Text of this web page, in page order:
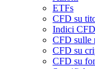
ETFs
CFD su
Indici CFD
CFD sulle
CFD su
CFD su